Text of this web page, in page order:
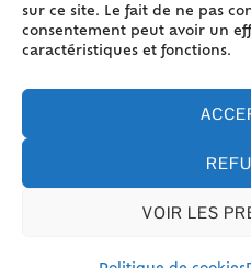
sur ce site. Le fait de ne pas
consentement peut avoir un
caractéristiques et fonctions.
VOIR LES
Plan
Mentions
Politique de